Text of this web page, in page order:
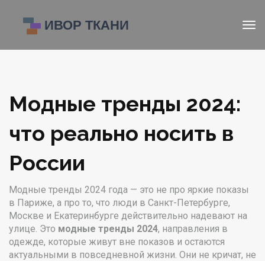
Модные тренды 2024:
что реально носить в
России
Модные тренды 2024 года — это не про яркие показы
в Париже, а про то, что люди в Санкт-Петербурге,
Москве и Екатеринбурге действительно надевают на
улице. Это модные тренды 2024, направления в
одежде, которые живут вне показов и остаются
актуальными в повседневной жизни. Они не кричат, не